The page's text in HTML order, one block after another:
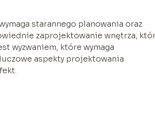
starannego planowania oraz
zaprojektowanie wnętrza,
wyzwaniem, które wymaga
aspekty projektowania